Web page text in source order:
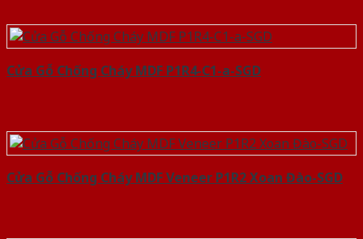
Cửa Gỗ Chống Cháy MDF P1R4-C1-a-SGD
Cửa Gỗ Chống Cháy MDF Veneer P1R2 Xoan Đào-SGD